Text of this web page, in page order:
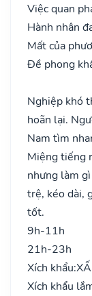
Việc quan
Hành nhân
Mất của
Đề phong
Nghiệp khó
hoãn lại.
Nam tìm
Miệng tiếng
nhưng làm
trệ, kéo dài,
tốt.
9h-11h
21h-23h
Xích khẩu:
Xích khẩu